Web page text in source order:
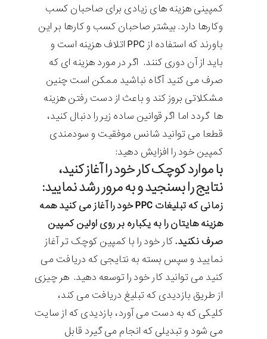
کمپینی هزینه های زیادی برای صاحبان کسب
وکارها دارد. بیشتر صاحبان کسب و کارها بر این
باورند که استفاده از PPC اتلاف هزینه است و
باید از آن دوری کنند. اگر در مورد هزینه ای که
صرف می کنید آگاه نباشید ممکن است چنین
مشکلاتی بروز کند و باعث از دست رفتن هزینه
ها گردد اما اگر قوانین ساده زیر را دنبال کنید،
قطعا می توانید شانس موفقیت و سودمندی
کمپین خود را افزایش دهید:
با موارد کوچک کار خود را آغاز کنید،
نتایج را بسنجید و به مرور رشد نمایید:
زمانی که تبلیغات PPC خود را آغاز می کنید همه
هزینه هایتان را به یکباره بر روی اولین کمپین
صرف نکنید.کار خود را با کمپین کوچک تر آغاز
نمایید و سپس بسته به نتایجی که دریافت می
کنید می توانید کار خود را توسعه دهید. هر چیزی
از طریق بازدیدی که تبلیغ دریافت می کند،
کلیکی که به دست می آورد، بازدیدی که از سایت
می شود و تبدیلی که انجام می گیرد قابل